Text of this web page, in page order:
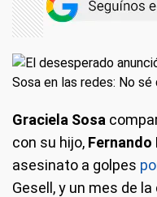
Graciela Sosa
con su hijo, Fernando
asesinato a golpes
Gesell, y un mes de la